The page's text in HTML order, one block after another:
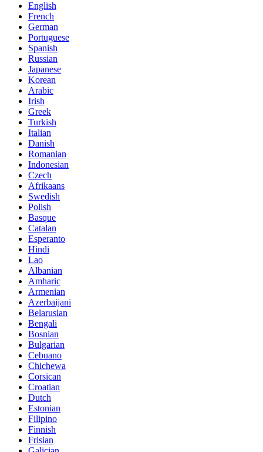
English
French
German
Portuguese
Spanish
Russian
Japanese
Korean
Arabic
Irish
Greek
Turkish
Italian
Danish
Romanian
Indonesian
Czech
Afrikaans
Swedish
Polish
Basque
Catalan
Esperanto
Hindi
Lao
Albanian
Amharic
Armenian
Azerbaijani
Belarusian
Bengali
Bosnian
Bulgarian
Cebuano
Chichewa
Corsican
Croatian
Dutch
Estonian
Filipino
Finnish
Frisian